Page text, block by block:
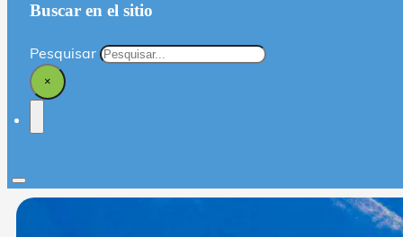
Buscar en el sitio
Pesquisar
×